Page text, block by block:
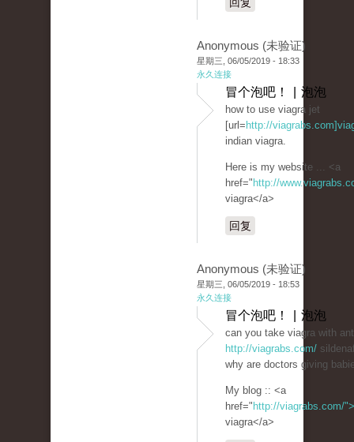
Anonymous (未验证)
星期三, 06/05/2019 - 18:33
永久连接
冒个泡吧！ | 泡泡
how to use viagra jet
[url= http://
indian viagra.
Here is my website ... <a
href=" http://
viagra</a>
回复
Anonymous (未验证)
星期三, 06/05/2019 - 18:53
永久连接
冒个泡吧！ | 泡泡
can you take viagra with
http://viagrabs.com/
why are doctors giving
My blog :: <a
href=" http://viagrabs.com/
viagra</a>